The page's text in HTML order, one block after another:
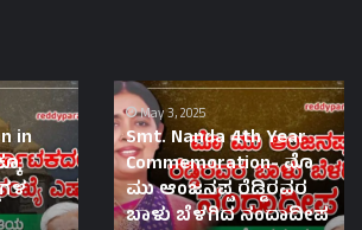
ಮೊ
Vemana
Neeti-
ಕೊಟ್ಟು
ಕೆಟ್ಟವರಿಲ್ಲ
|
ನೀಡಿದಷ್ಟೂ
March 1, 2025
Vemana Neeti-ಕೊಟ್ಟು